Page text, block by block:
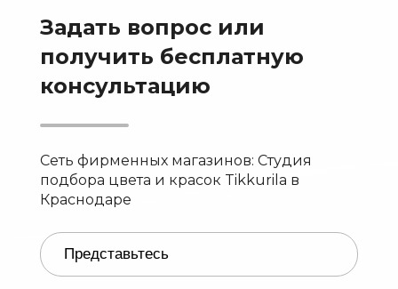
Задать вопрос или
получить бесплатную
консультацию
Сеть фирменных магазинов: Студия
подбора цвета и красок Tikkurila в
Краснодаре